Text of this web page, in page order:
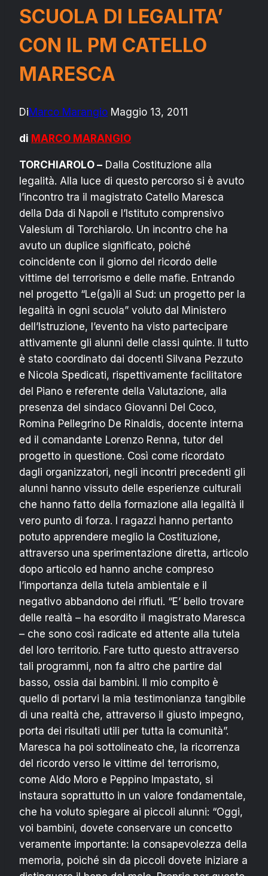
SCUOLA DI LEGALITA’
CON IL PM CATELLO
MARESCA
DiMarco Marangio Maggio 13, 2011
di MARCO MARANGIO
TORCHIAROLO – Dalla Costituzione alla
legalità. Alla luce di questo percorso si è avuto
l’incontro tra il magistrato Catello Maresca
della Dda di Napoli e l’Istituto comprensivo
Valesium di Torchiarolo. Un incontro che ha
avuto un duplice significato, poiché
coincidente con il giorno del ricordo delle
vittime del terrorismo e delle mafie. Entrando
nel progetto “Le(ga)li al Sud: un progetto per la
legalità in ogni scuola” voluto dal Ministero
dell’Istruzione, l’evento ha visto partecipare
attivamente gli alunni delle classi quinte. Il tutto
è stato coordinato dai docenti Silvana Pezzuto
e Nicola Spedicati, rispettivamente facilitatore
del Piano e referente della Valutazione, alla
presenza del sindaco Giovanni Del Coco,
Romina Pellegrino De Rinaldis, docente interna
ed il comandante Lorenzo Renna, tutor del
progetto in questione. Così come ricordato
dagli organizzatori, negli incontri precedenti gli
alunni hanno vissuto delle esperienze culturali
che hanno fatto della formazione alla legalità il
vero punto di forza. I ragazzi hanno pertanto
potuto apprendere meglio la Costituzione,
attraverso una sperimentazione diretta, articolo
dopo articolo ed hanno anche compreso
l’importanza della tutela ambientale e il
negativo abbandono dei rifiuti. “E’ bello trovare
delle realtà – ha esordito il magistrato Maresca
– che sono così radicate ed attente alla tutela
del loro territorio. Fare tutto questo attraverso
tali programmi, non fa altro che partire dal
basso, ossia dai bambini. Il mio compito è
quello di portarvi la mia testimonianza tangibile
di una realtà che, attraverso il giusto impegno,
porta dei risultati utili per tutta la comunità”.
Maresca ha poi sottolineato che, la ricorrenza
del ricordo verso le vittime del terrorismo,
come Aldo Moro e Peppino Impastato, si
instaura soprattutto in un valore fondamentale,
che ha voluto spiegare ai piccoli alunni: “Oggi,
voi bambini, dovete conservare un concetto
veramente importante: la consapevolezza della
memoria, poiché sin da piccoli dovete iniziare a